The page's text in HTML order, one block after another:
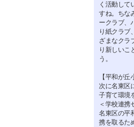
く活動して
すね。ちな
ークラブ、
り紙クラブ
ざまなクラ
り新しいこ
う。
【平和が
次に名東区
子育て環境
＜学校連携
名東区の平
携を取るた